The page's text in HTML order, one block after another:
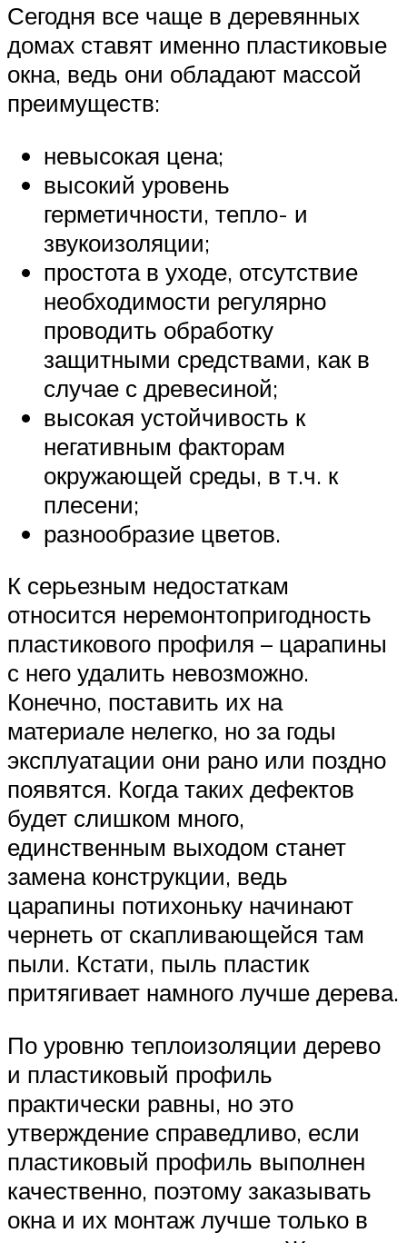
Сегодня все чаще в деревянных
домах ставят именно пластиковые
окна, ведь они обладают массой
преимуществ:
невысокая цена;
высокий уровень
герметичности, тепло- и
звукоизоляции;
простота в уходе, отсутствие
необходимости регулярно
проводить обработку
защитными средствами, как в
случае с древесиной;
высокая устойчивость к
негативным факторам
окружающей среды, в т.ч. к
плесени;
разнообразие цветов.
К серьезным недостаткам
относится неремонтопригодность
пластикового профиля – царапины
с него удалить невозможно.
Конечно, поставить их на
материале нелегко, но за годы
эксплуатации они рано или поздно
появятся. Когда таких дефектов
будет слишком много,
единственным выходом станет
замена конструкции, ведь
царапины потихоньку начинают
чернеть от скапливающейся там
пыли. Кстати, пыль пластик
притягивает намного лучше дерева.
По уровню теплоизоляции дерево
и пластиковый профиль
практически равны, но это
утверждение справедливо, если
пластиковый профиль выполнен
качественно, поэтому заказывать
окна и их монтаж лучше только в